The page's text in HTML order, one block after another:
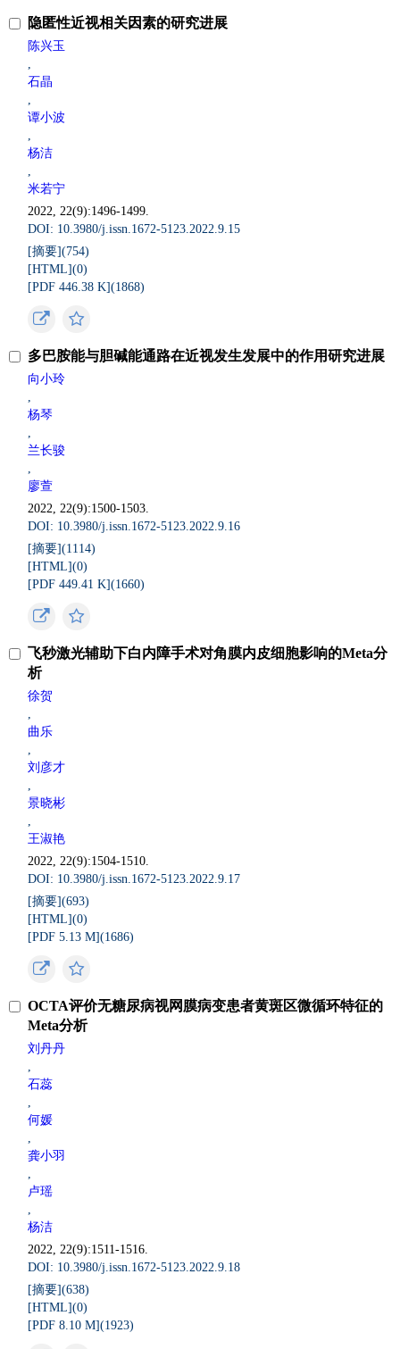
隐匿性近视相关因素的研究进展
陈兴玉
,
石晶
,
谭小波
,
杨洁
,
米若宁
2022, 22(9):1496-1499.
DOI: 10.3980/j.issn.1672-5123.2022.9.15
[摘要](754)
[HTML](0)
[PDF 446.38 K](1868)
多巴胺能与胆碱能通路在近视发生发展中的作用研究进展
向小玲
,
杨琴
,
兰长骏
,
廖萱
2022, 22(9):1500-1503.
DOI: 10.3980/j.issn.1672-5123.2022.9.16
[摘要](1114)
[HTML](0)
[PDF 449.41 K](1660)
飞秒激光辅助下白内障手术对角膜内皮细胞影响的Meta分
析
徐贺
,
曲乐
,
刘彦才
,
景晓彬
,
王淑艳
2022, 22(9):1504-1510.
DOI: 10.3980/j.issn.1672-5123.2022.9.17
[摘要](693)
[HTML](0)
[PDF 5.13 M](1686)
OCTA评价无糖尿病视网膜病变患者黄斑区微循环特征的
Meta分析
刘丹丹
,
石蕊
,
何媛
,
龚小羽
,
卢瑶
,
杨洁
2022, 22(9):1511-1516.
DOI: 10.3980/j.issn.1672-5123.2022.9.18
[摘要](638)
[HTML](0)
[PDF 8.10 M](1923)